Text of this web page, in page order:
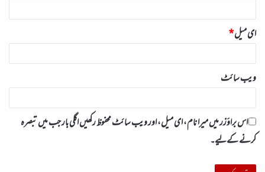
ای میل*
ویب‌ سائٹ
اس براؤزر میں میرا نام، ای میل، اور ویب سائٹ محفوظ رکھیں اگلی بار جب میں تبصرہ
کرنے کےلیے۔